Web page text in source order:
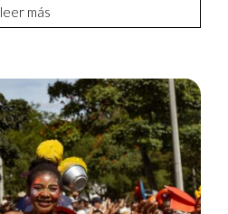
leer más